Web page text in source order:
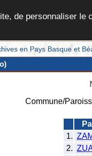
de personnaliser
en Pays Basque et
Commune/
1.
2.